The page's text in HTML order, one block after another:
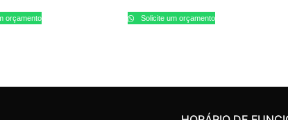
orçamento Solicite um orçamento